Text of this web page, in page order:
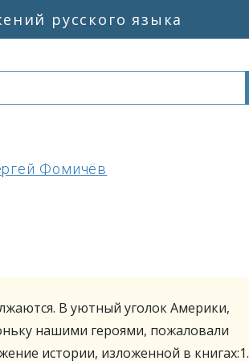
русского языка
Фомичёв
В уютный уголок Америки,
нашими героями, пожаловали
истории, изложенной в книгах:1.